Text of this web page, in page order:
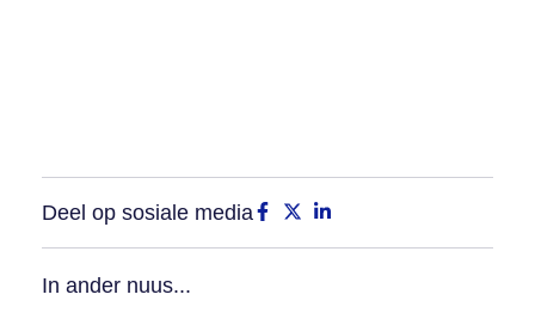
Deel op sosiale media
In ander nuus...